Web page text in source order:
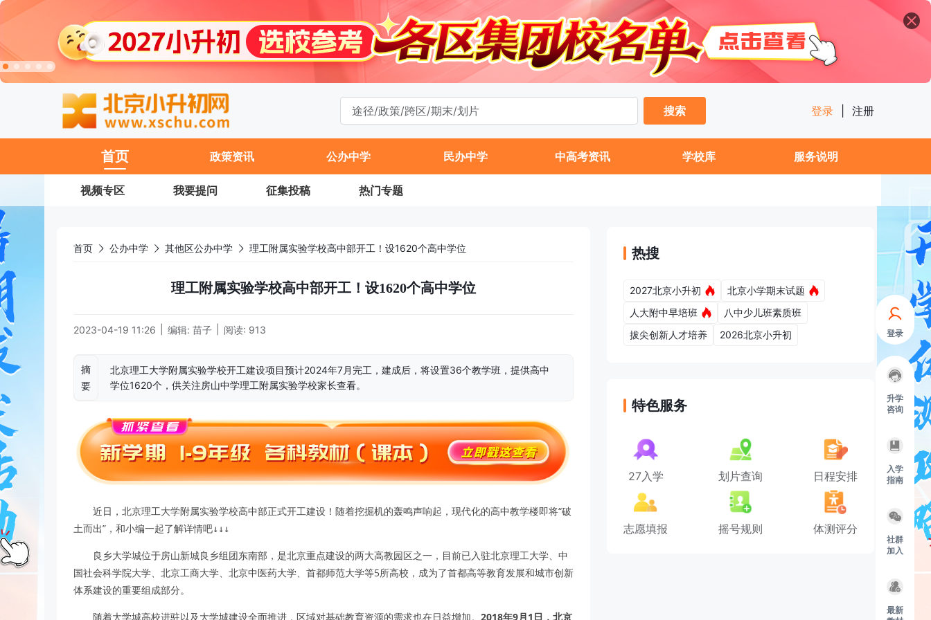
登录
升学
咨询
入学
指南
社群
加入
最新
搜索
登录 注册
首页 政策资讯 公办中学 民办中学 中高考资讯 学校库 服务说明
视频专区 我要提问 征集投稿 热门专题
首页 公办中学 其他区公办中学 理工附属实验学校高中部开工！设1620个高中学位
理工附属实验学校高中部开工！设1620个高中学位
2023-04-19 11:26 编辑: 苗子 阅读: 913
摘
要
北京理工大学附属实验学校开工建设项目预计2024年7月完工，建成后，将设置36个教学班，提供高中
学位1620个，供关注房山中学理工附属实验学校家长查看。
近日，北京理工大学附属实验学校高中部正式开工建设！随着挖掘机的轰鸣声响起，现代化的高中教学楼即将“破
土而出”，和小编一起了解详情吧↓↓↓
良乡大学城位于房山新城良乡组团东南部，是北京重点建设的两大高教园区之一，目前已入驻北京理工大学、中
国社会科学院大学、北京工商大学、北京中医药大学、首都师范大学等5所高校，成为了首都高等教育发展和城市创新
体系建设的重要组成部分。
随着大学城高校进驻以及大学城建设全面推进，区域对基础教育资源的需求也在日益增加。 2018年9月1日，北京
热搜
2027北京小升初
北京小学期末试题
人大附中早培班
八中少儿班素质班
拔尖创新人才培养
2026北京小升初
特色服务
27入学 划片查询 日程安排
志愿填报 摇号规则 体测评分